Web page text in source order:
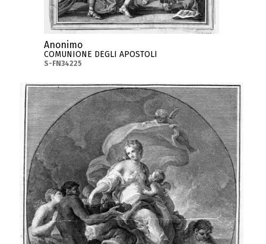
Anonimo
COMUNIONE DEGLI APOSTOLI
S-FN34225